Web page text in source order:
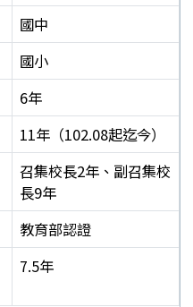
國中
國小
6年
11年（102.08起迄今）
召集校長2年、副召集校
長9年
教育部認證
7.5年